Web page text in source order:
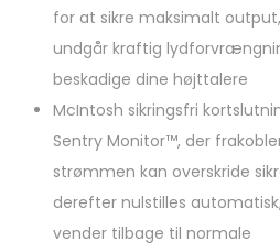
for at sikre maksimalt
undgår kraftig
beskadige dine højttalere
McIntosh sikringsfri
Sentry Monitor™, der
strømmen kan overskride
derefter nulstilles
vender tilbage til normale